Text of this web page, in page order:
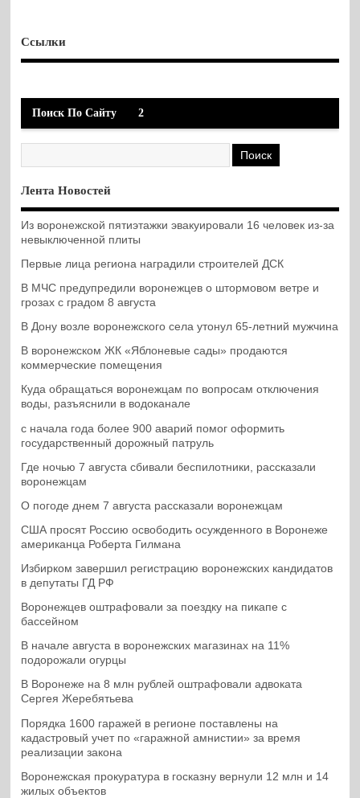
Ссылки
Поиск По Сайту 2
Лента Новостей
Из воронежской пятиэтажки эвакуировали 16 человек из-за
невыключенной плиты
Первые лица региона наградили строителей ДСК
В МЧС предупредили воронежцев о штормовом ветре и
грозах с градом 8 августа
В Дону возле воронежского села утонул 65-летний мужчина
В воронежском ЖК «Яблоневые сады» продаются
коммерческие помещения
Куда обращаться воронежцам по вопросам отключения
воды, разъяснили в водоканале
с начала года более 900 аварий помог оформить
государственный дорожный патруль
Где ночью 7 августа сбивали беспилотники, рассказали
воронежцам
О погоде днем 7 августа рассказали воронежцам
США просят Россию освободить осужденного в Воронеже
американца Роберта Гилмана
Избирком завершил регистрацию воронежских кандидатов
в депутаты ГД РФ
Воронежцев оштрафовали за поездку на пикапе с
бассейном
В начале августа в воронежских магазинах на 11%
подорожали огурцы
В Воронеже на 8 млн рублей оштрафовали адвоката
Сергея Жеребятьева
Порядка 1600 гаражей в регионе поставлены на
кадастровый учет по «гаражной амнистии» за время
реализации закона
Воронежская прокуратура в госказну вернули 12 млн и 14
жилых объектов